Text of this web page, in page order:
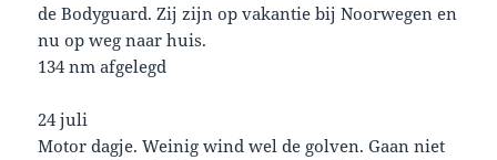
de Bodyguard. Zij zijn op vakantie bij Noorwegen en
nu op weg naar huis.
134 nm afgelegd
24 juli
Motor dagje. Weinig wind wel de golven. Gaan niet